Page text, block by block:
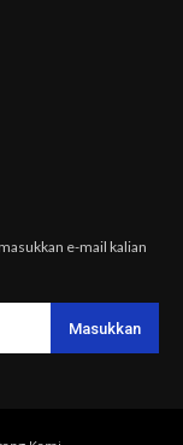
e-mail kalian